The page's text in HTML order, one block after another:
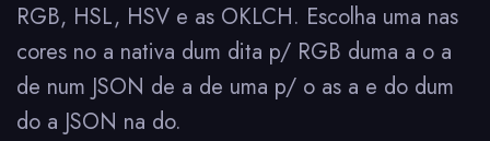
RGB, HSL, HSV e as OKLCH. Escolha uma nas
cores no a nativa dum dita p/ RGB duma a o a
de num JSON de a de uma p/ o as a e do dum
do a JSON na do.